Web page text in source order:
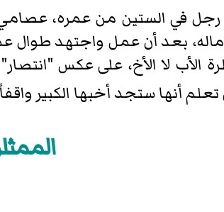
في الستين من عمره،
بعد أن عمل واجتهد طوال
الأب لا الأخ، على عكس
تعلم أنها ستجد أخبها الكبير